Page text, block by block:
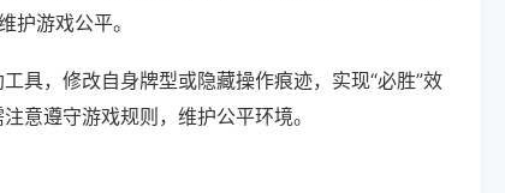
护游戏公平。
具，修改自身牌型或隐藏操作痕迹，实现“必胜”效
意遵守游戏规则，维护公平环境。